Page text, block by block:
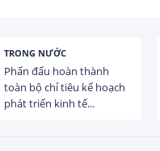
TRONG NƯỚC
Phấn đấu hoàn thành
toàn bộ chỉ tiêu kế hoạch
phát triển kinh tế...